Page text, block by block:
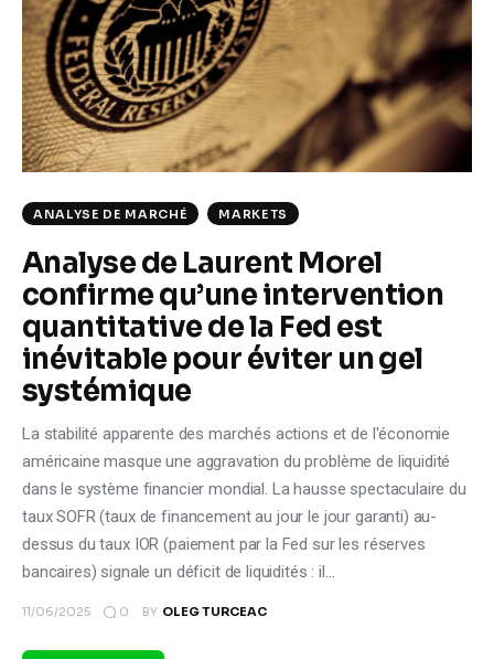
Climate
Markets
Tech
ANALYSE DE MARCHÉ MARKETS
Analyse de Laurent Morel
confirme qu’une intervention
quantitative de la Fed est
inévitable pour éviter un gel
systémique
La stabilité apparente des marchés actions et de l'économie
américaine masque une aggravation du problème de liquidité
dans le système financier mondial. La hausse spectaculaire du
taux SOFR (taux de financement au jour le jour garanti) au-
dessus du taux IOR (paiement par la Fed sur les réserves
bancaires) signale un déficit de liquidités : il…
11/06/2025 0 BY OLEG TURCEAC